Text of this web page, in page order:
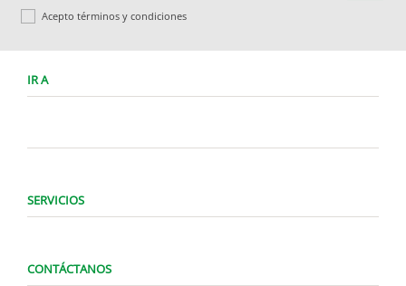
Acepto términos y condiciones
IR A
SERVICIOS
CONTÁCTANOS